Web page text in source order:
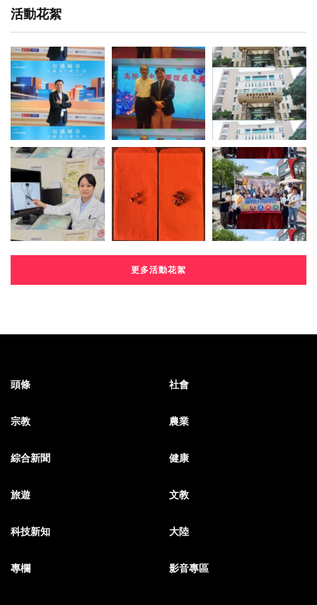
活動花絮
更多活動花絮
頭條 社會
宗教 農業
綜合新聞 健康
旅遊 文教
科技新知 大陸
專欄 影音專區